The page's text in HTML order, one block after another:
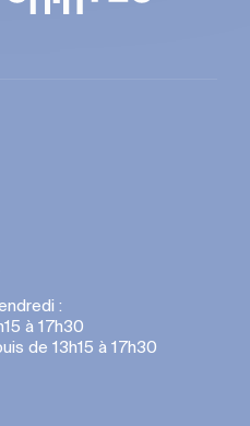
:
à 17h30
de 13h15 à 17h30